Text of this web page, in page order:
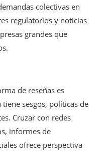
colectivas en
regulatorios y noticias
grandes que
de reseñas es
sesgos, políticas de
Cruzar con redes
informes de
ofrece perspectiva